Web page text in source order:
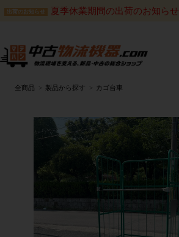
出荷のお知らせ 夏季休業期間の出荷のお知らせ
全商品 製品から探す カゴ台車